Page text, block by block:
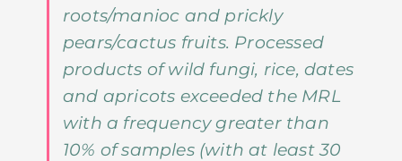
roots/manioc and prickly
pears/cactus fruits. Processed
products of wild fungi, rice, dates
and apricots exceeded the MRL
with a frequency greater than
10% of samples (with at least 30